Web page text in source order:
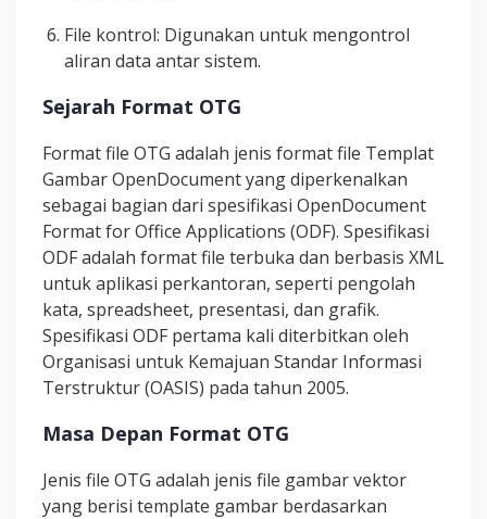
File kontrol: Digunakan untuk mengontrol
aliran data antar sistem.
Sejarah Format OTG
Format file OTG adalah jenis format file Templat
Gambar OpenDocument yang diperkenalkan
sebagai bagian dari spesifikasi OpenDocument
Format for Office Applications (ODF). Spesifikasi
ODF adalah format file terbuka dan berbasis XML
untuk aplikasi perkantoran, seperti pengolah
kata, spreadsheet, presentasi, dan grafik.
Spesifikasi ODF pertama kali diterbitkan oleh
Organisasi untuk Kemajuan Standar Informasi
Terstruktur (OASIS) pada tahun 2005.
Masa Depan Format OTG
Jenis file OTG adalah jenis file gambar vektor
yang berisi template gambar berdasarkan